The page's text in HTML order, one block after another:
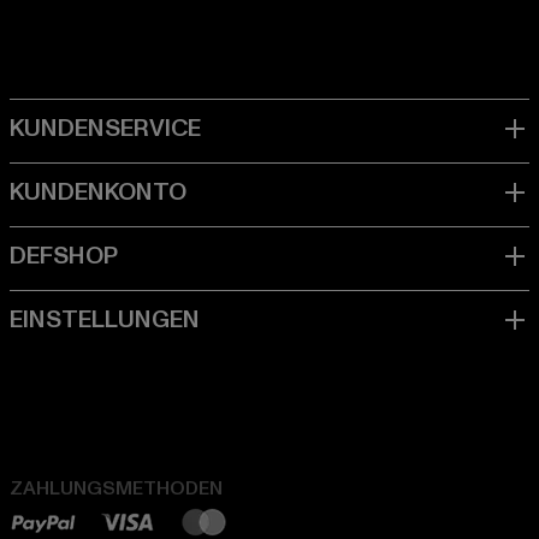
ZAHLUNGSMETHODEN